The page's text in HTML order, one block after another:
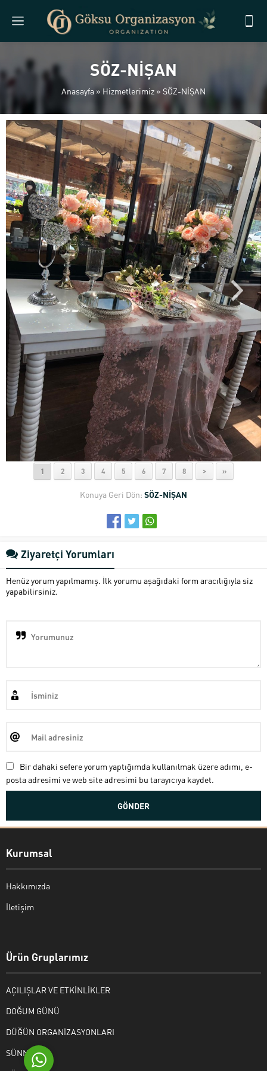
SÖZ-NİŞAN
Anasayfa »Hizmetlerimiz » SÖZ-NİŞAN
1 2 3 4 5 6 7 8 > »
Konuya Geri Dön: SÖZ-NİŞAN
Ziyaretçi Yorumları
Henüz yorum yapılmamış. İlk yorumu aşağıdaki form aracılığıyla siz
yapabilirsiniz.
Bir dahaki sefere yorum yaptığımda kullanılmak üzere adımı, e-
posta adresimi ve web site adresimi bu tarayıcıya kaydet.
Kurumsal
Hakkımızda
İletişim
Ürün Gruplarımız
AÇILIŞLAR VE ETKİNLİKLER
DOĞUM GÜNÜ
DÜĞÜN ORGANİZASYONLARI
SÜNNET